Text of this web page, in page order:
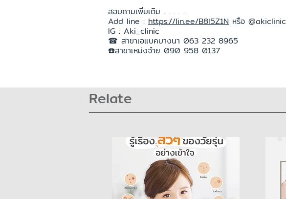
สอบถามเพิ่มเติม . . . . .
Add line : https://lin.ee/B8l5Z1N หรือ @akiclinic
IG : Aki_clinic
☎ สาขาเอแบคบางนา 063 232 8965
☎️สาขาเหม่งจ๋าย 090 958 0137
Relate